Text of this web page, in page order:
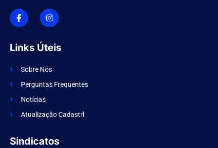
I
c
o
n
f
a
e
o
k
I
n
s
t
g
r
m
Links Úteis
Sobre Nós
Perguntas Frequentes
Notícias
Atualização Cadastrl
Sindicatos